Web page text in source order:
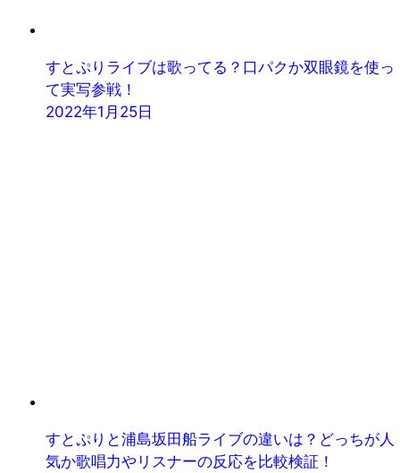
すとぷりライブは歌ってる？口パクか双眼鏡を使っ
て実写参戦！
2022年1月25日
すとぷりと浦島坂田船ライブの違いは？どっちが人
気か歌唱力やリスナーの反応を比較検証！